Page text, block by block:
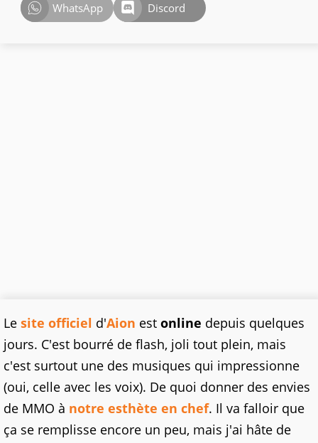
WhatsApp
Discord
Le site officiel d'Aion est online depuis quelques
jours. C'est bourré de flash, joli tout plein, mais
c'est surtout une des musiques qui impressionne
(oui, celle avec les voix). De quoi donner des envies
de MMO à notre esthète en chef. Il va falloir que
ça se remplisse encore un peu, mais j'ai hâte de